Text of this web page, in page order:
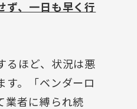
ず、一日も早く行
るほど、状況は悪
す。「ベンダーロ
業者に縛られ続